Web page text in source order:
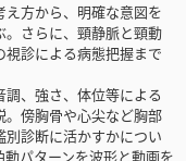
え方から、明確な意図を
さらに、頸静脈と頸動
診による病態把握まで
調、強さ、体位等による
傍胸骨や心尖など胸部
診断に活かすかについ
パターンを波形と動画を